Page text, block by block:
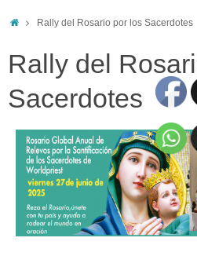
Rally del Rosario por los Sacerdotes
Rally del
Sacerdotes